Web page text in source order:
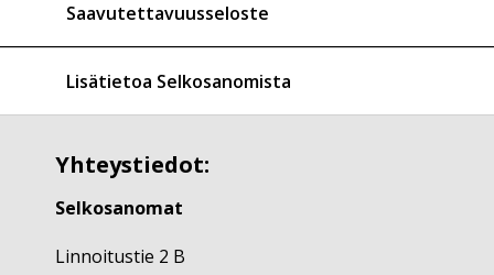
Saavutettavuusseloste
Lisätietoa Selkosanomista
Yhteystiedot:
Selkosanomat
Linnoitustie 2 B